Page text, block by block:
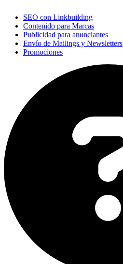
SEO con Linkbuilding
Contenido para Marcas
Publicidad para anunciantes
Envío de Mailings y Newsletters
Promociones